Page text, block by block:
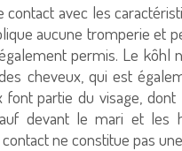
contact avec les
aucune tromperie et
permis. Le kôhl
cheveux, qui est
partie du visage,
devant le mari et les
ne constitue pas